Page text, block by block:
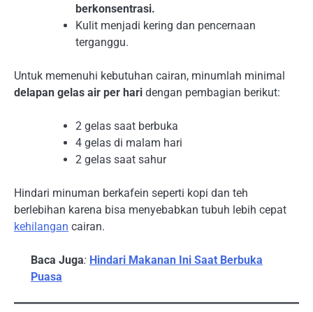
berkonsentrasi.
Kulit menjadi kering dan pencernaan
terganggu.
Untuk memenuhi kebutuhan cairan, minumlah minimal
delapan gelas air per hari dengan pembagian berikut:
2 gelas saat berbuka
4 gelas di malam hari
2 gelas saat sahur
Hindari minuman berkafein seperti kopi dan teh
berlebihan karena bisa menyebabkan tubuh lebih cepat
kehilangan cairan.
Baca Juga: Hindari Makanan Ini Saat Berbuka
Puasa